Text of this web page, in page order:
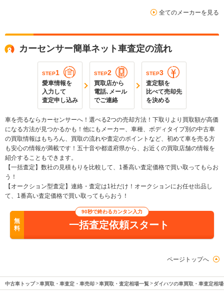
全てのメーカーを見る
カーセンサー簡単ネット車査定の流れ
STEP1
愛車情報を
入力して
査定申し込み
STEP2
買取店から
電話､メール
でご連絡
STEP3
査定額を
比べて売却先
を決める
車を売るならカーセンサーへ！選べる2つの売却方法！下取りより買取額が高価
になる方法が見つかるかも！他にもメーカー、車種、ボディタイプ別の中古車
の買取情報はもちろん、買取の流れや査定のポイントなど、初めて車を売る方
も安心の情報が満載です！五十音や都道府県から、お近くの買取店舗の情報を
紹介することもできます。
【一括査定】数社の見積もりを比較して、1番高い査定価格で買い取ってもらお
う！
【オークション型査定】連絡・査定は1社だけ！オークションにお任せ出品し
て、1番高い査定価格で買い取ってもらおう！
無
料
90秒で終わるカンタン入力
一括査定依頼スタート
ページトップへ
中古車トップ 車買取・車査定・車売却 車買取・査定相場一覧 ダイハツの車買取・車査定相